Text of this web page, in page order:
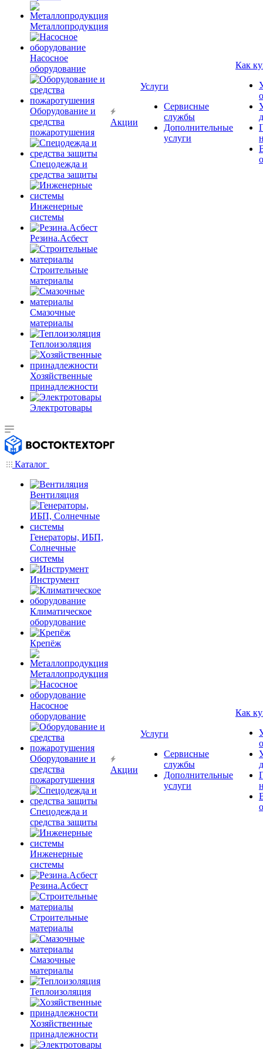
Металлопродукция
Насосное
оборудование
Оборудование и
средства
пожаротушения
Спецодежда и
средства защиты
Инженерные
системы
Резина.Асбест
Строительные
материалы
Смазочные
материалы
Теплоизоляция
Хозяйственные
принадлежности
Электротовары
Акции
Услуги
Сервисные
службы
Дополнительные
услуги
Как
Каталог
Вентиляция
Генераторы, ИБП,
Солнечные
системы
Инструмент
Климатическое
оборудование
Крепёж
Металлопродукция
Насосное
оборудование
Оборудование и
средства
пожаротушения
Спецодежда и
средства защиты
Инженерные
системы
Резина.Асбест
Строительные
материалы
Смазочные
материалы
Теплоизоляция
Хозяйственные
принадлежности
Акции
Услуги
Сервисные
службы
Дополнительные
услуги
Как